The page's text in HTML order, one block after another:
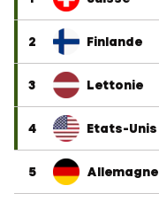
2 Finlande
3 Lettonie
4 Etats-Unis
5 Allemagne